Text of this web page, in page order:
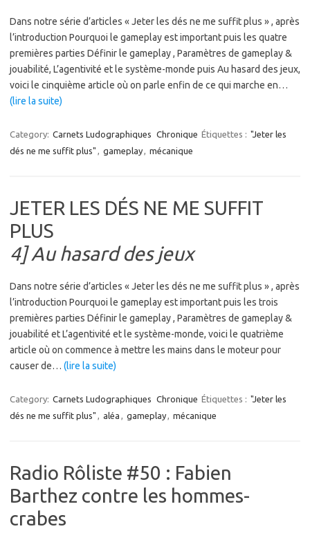
Dans notre série d’articles « Jeter les dés ne me suffit plus » , après
l’introduction Pourquoi le gameplay est important puis les quatre
premières parties Définir le gameplay , Paramètres de gameplay &
jouabilité, L’agentivité et le système-monde puis Au hasard des jeux,
voici le cinquième article où on parle enfin de ce qui marche en…
(lire la suite)
Category: Carnets Ludographiques Chronique Étiquettes : "Jeter les
dés ne me suffit plus" , gameplay, mécanique
JETER LES DÉS NE ME SUFFIT
PLUS
4] Au hasard des jeux
Dans notre série d’articles « Jeter les dés ne me suffit plus » , après
l’introduction Pourquoi le gameplay est important puis les trois
premières parties Définir le gameplay , Paramètres de gameplay &
jouabilité et L’agentivité et le système-monde, voici le quatrième
article où on commence à mettre les mains dans le moteur pour
causer de… (lire la suite)
Category: Carnets Ludographiques Chronique Étiquettes : "Jeter les
dés ne me suffit plus" , aléa , gameplay, mécanique
Radio Rôliste #50 : Fabien
Barthez contre les hommes-
crabes